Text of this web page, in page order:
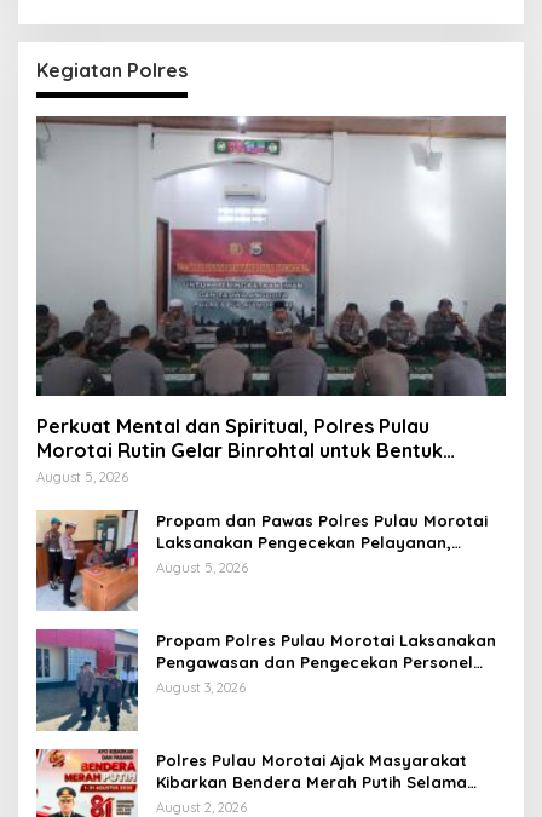
Kegiatan Polres
Perkuat Mental dan Spiritual, Polres Pulau
Morotai Rutin Gelar Binrohtal untuk Bentuk
Personel Berintegritas
August 5, 2026
Propam dan Pawas Polres Pulau Morotai
Laksanakan Pengecekan Pelayanan,
Pastikan Masyarakat Mendapat
August 5, 2026
Propam Polres Pulau Morotai Laksanakan
Pengawasan dan Pengecekan Personel
Saat Apel Serah Terima Piket Fungsi
August 3, 2026
Polres Pulau Morotai Ajak Masyarakat
Kibarkan Bendera Merah Putih Selama
Bulan Kemerdekaan
August 2, 2026